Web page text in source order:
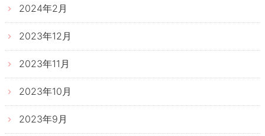
2024年2月
2023年12月
2023年11月
2023年10月
2023年9月